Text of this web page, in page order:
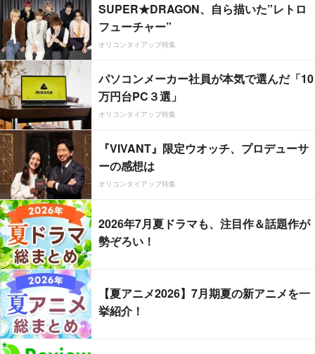
SUPER★DRAGON、自ら描いた”レトロ
フューチャー”
オリコンタイアップ特集
パソコンメーカー社員が本気で選んだ「10
万円台PC３選」
オリコンタイアップ特集
『VIVANT』限定ウオッチ、プロデューサ
ーの感想は
オリコンタイアップ特集
2026年7月夏ドラマも、注目作＆話題作が
勢ぞろい！
【夏アニメ2026】7月期夏の新アニメを一
挙紹介！